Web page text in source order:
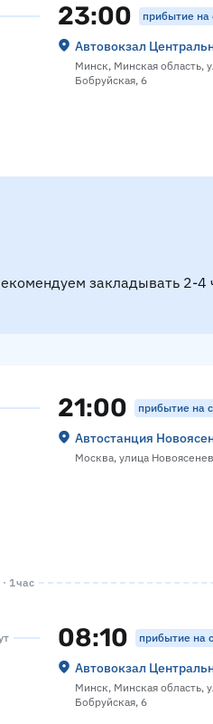
23:00 прибытие на
Автовокзал
Минск, Минская область,
Бобруйская, 6
закладывать 2-4
21:00 прибытие на
Автостанция
Москва, улица
1 час
08:10 прибытие на
Автовокзал
Минск, Минская область,
Бобруйская, 6